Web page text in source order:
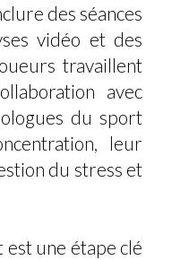
des séances
vidéo et des
travaillent
avec
du sport
leur
du stress et
est une étape clé